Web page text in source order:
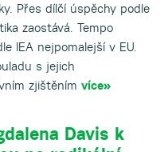
Přes dílčí úspěchy podle
zaostává. Tempo
IEA nejpomalejší v EU.
s jejich
zjištěním více»
Davis k